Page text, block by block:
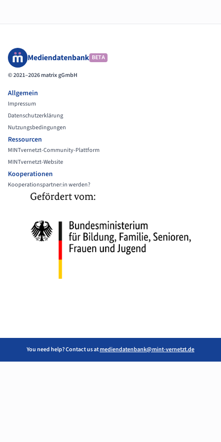
Mediendatenbank BETA
© 2021–2026 matrix gGmbH
Allgemein
Impressum
Datenschutzerklärung
Nutzungsbedingungen
Ressourcen
MINTvernetzt-Community-Plattform
MINTvernetzt-Website
Kooperationen
Kooperationspartner:in werden?
You need help? Contact us atmediendatenbank@mint-vernetzt.de